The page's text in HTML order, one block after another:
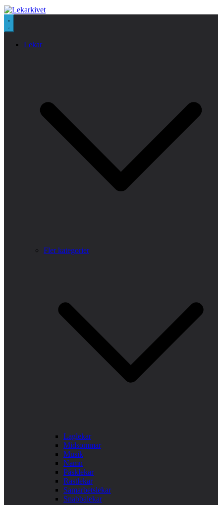
Lekar
Fler kategorier
Laglekar
Midsommar
Musik
Namn
Påsklekar
Rastlekar
Samarbetslekar
Snabbalekar